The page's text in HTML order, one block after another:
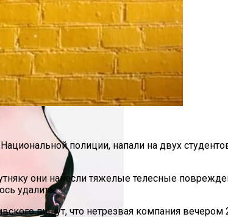
Изнасилования: Мать Отрицает
Для Дочери Рани
полиции, напали на двух
они нанесли тяжелые телесные
удалить.
пишут, что нетрезвая компания вечером